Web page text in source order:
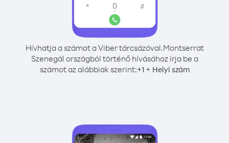
Hívhatja a számot a Viber tárcsázóval.Montserrat
Szenegál országból történő hívásához írja be a
számot az alábbiak szerint:+1+ Helyi szám